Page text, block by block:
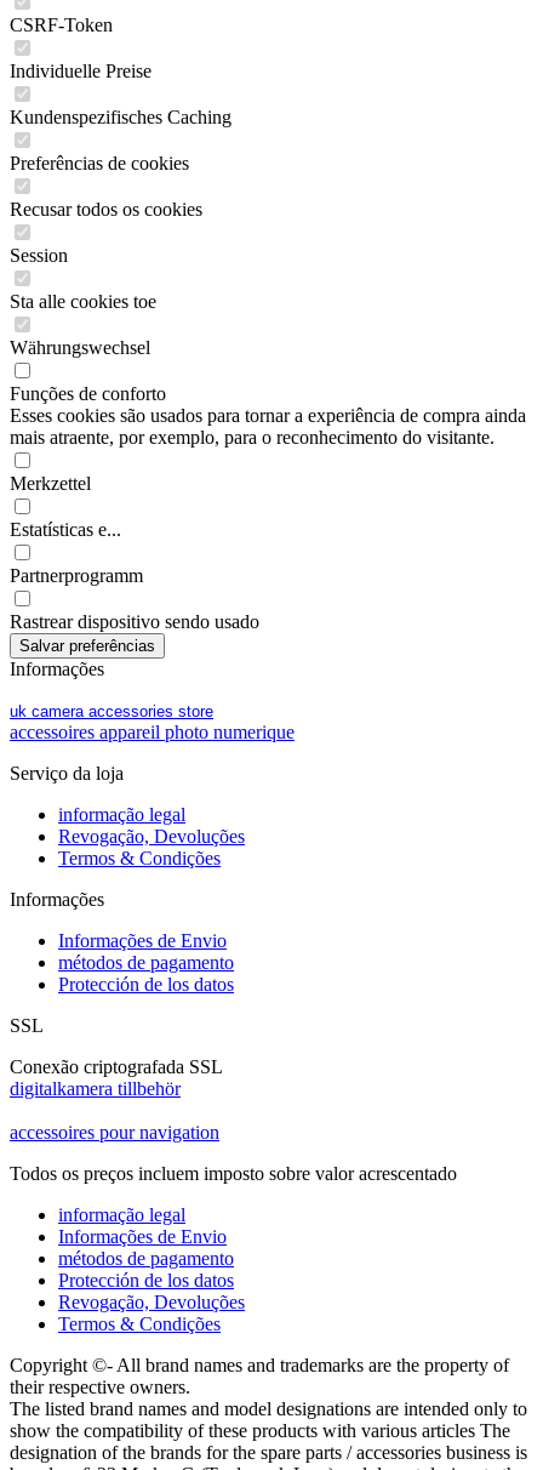
CSRF-Token
Individuelle Preise
Kundenspezifisches Caching
Preferências de cookies
Recusar todos os cookies
Session
Sta alle cookies toe
Währungswechsel
Funções de conforto
Esses cookies são usados para tornar a experiência de compra ainda
mais atraente, por exemplo, para o reconhecimento do visitante.
Merkzettel
Estatísticas e...
Partnerprogramm
Rastrear dispositivo sendo usado
Informações
uk camera accessories store
accessoires appareil photo numerique
Serviço da loja
informação legal
Revogação, Devoluções
Termos & Condições
Informações
Informações de Envio
métodos de pagamento
Protección de los datos
SSL
Conexão criptografada SSL
digitalkamera tillbehör
accessoires pour navigation
Todos os preços incluem imposto sobre valor acrescentado
informação legal
Informações de Envio
métodos de pagamento
Protección de los datos
Revogação, Devoluções
Termos & Condições
Copyright ©- All brand names and trademarks are the property of
their respective owners.
The listed brand names and model designations are intended only to
show the compatibility of these products with various articles The
designation of the brands for the spare parts / accessories business is